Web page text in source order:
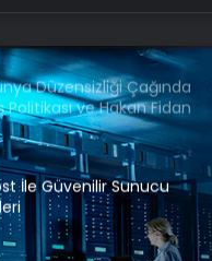
Düzensizliği Çağında
Politikası ve Hakan Fidan
İle Güvenilir Sunucu